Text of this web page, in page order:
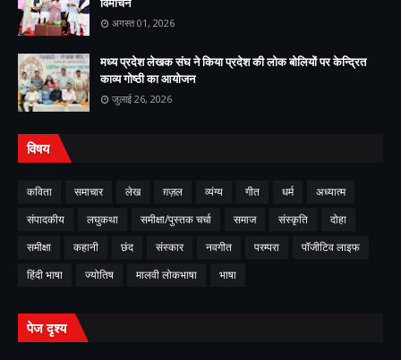
अगस्त 01, 2026
मध्य प्रदेश लेखक संघ ने किया प्रदेश की लोक बोलियों पर केन्द्रित
काव्य गोष्ठी का आयोजन
जुलाई 26, 2026
विषय
कविता समाचार लेख ग़ज़ल व्यंग्य गीत धर्म
अध्यात्म
संपादकीय
लघुकथा समीक्षा/पुस्तक चर्चा समाज संस्कृति
दोहा
समीक्षा
कहानी छंद संस्कार नवगीत परम्परा
पॉजीटिव लाइफ
हिंदी भाषा
ज्योतिष मालवी लोकभाषा भाषा
पेज दृश्य